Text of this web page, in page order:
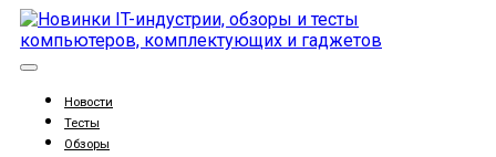
Новости
Тесты
Обзоры